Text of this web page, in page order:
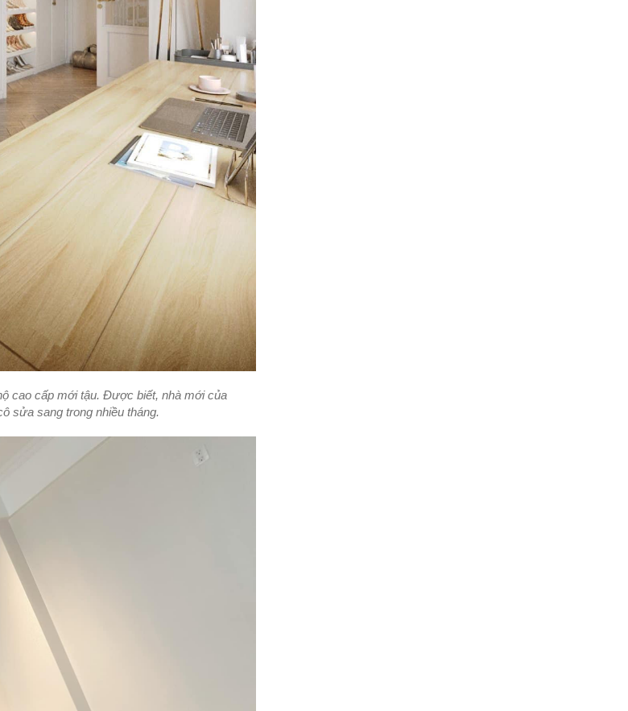
cao cấp mới tậu. Được biết, nhà mới của
sửa sang trong nhiều tháng.